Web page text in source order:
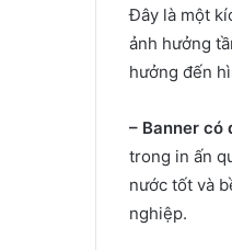
Đây là một
ảnh hưởng
hưởng đến
– Banner có
trong in ấn
nước tốt và
nghiệp.